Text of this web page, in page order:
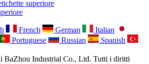
superiore
French German
Italian
Portuguese Russian
Spanish
BaZhou Industrial Co., Ltd. Tutti i diritti